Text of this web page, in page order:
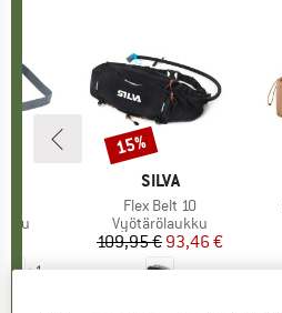
+ 1
MERKKI
SILVA
Tuote
Flex Belt 10
Tuoteryhmä
Vyötärölaukku
Hinta
109,95 €Alennettu hinta
93,46 €
Alennus
15%